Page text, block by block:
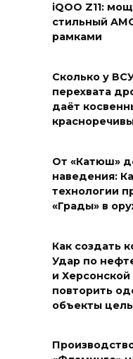
iQOO Z11:
стильный
рамками
Сколько у
перехвата
даёт
От «Катюш»
наведения:
технологии
«Грады» в
Как создать
Удар по
и
повторить
объекты